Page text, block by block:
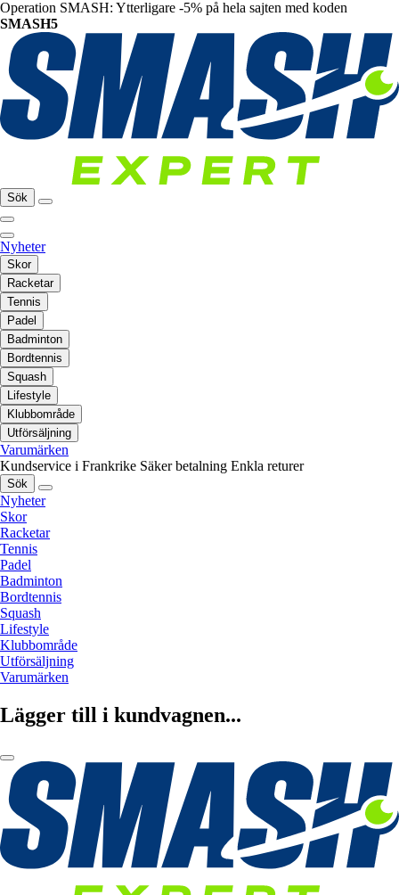
Operation SMASH: Ytterligare -5% på hela sajten med koden
SMASH5
Sök
Nyheter
Skor
Racketar
Tennis
Padel
Badminton
Bordtennis
Squash
Lifestyle
Klubbområde
Utförsäljning
Varumärken
Kundservice i Frankrike Säker betalning Enkla returer
Sök
Nyheter
Skor
Racketar
Tennis
Padel
Badminton
Bordtennis
Squash
Lifestyle
Klubbområde
Utförsäljning
Varumärken
Lägger till i kundvagnen...